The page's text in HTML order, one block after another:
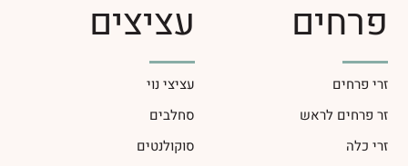
עציצים
עציצי נוי
סחלבים
סוקולנטים
פרחים
זרי פרחים
זר פרחים לראש
זרי כלה